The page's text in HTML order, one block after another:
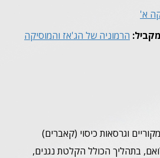
א'
הרמוניה של הג'אז והמוסיקה
וגרסאות כיסוי (קאברים)
בתהליך הכולל הקלטת נגנים,